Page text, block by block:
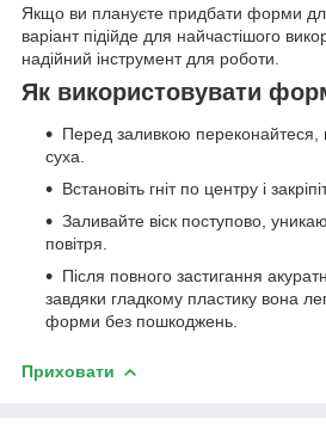
Якщо ви плануєте придбати форми
варіант підійде для найчастішого
надійний інструмент для роботи.
Як використовувати
Перед заливкою
суха.
Встановіть гніт по центру і
Заливайте віск поступово,
повітря.
Після повного застигання
завдяки гладкому пластику вона
форми без пошкоджень.
Приховати